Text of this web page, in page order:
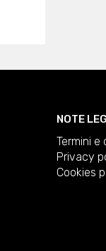
NOTE
Termini e
Privacy
Cookies